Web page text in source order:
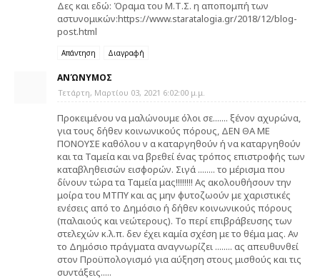
Δες και εδώ: Όραμα του Μ.Τ.Σ. η αποπομπή των
αστυνομικών:https://www.staratalogia.gr/2018/12/blog-
post.html
Απάντηση Διαγραφή
ΑΝΏΝΥΜΟΣ
Τετάρτη, Μαρτίου 03, 2021 6:02:00 μ.μ.
Προκειμένου να μαλώνουμε όλοι σε....... ξένον αχυρώνα,
για τους δήθεν κοινωνικούς πόρους, ΔΕΝ ΘΑ ΜΕ
ΠΟΝΟΥΣΕ καθόλου ν α καταργηθούν ή να καταργηθούν
και τα Ταμεία και να βρεθεί ένας τρόπος επιστροφής των
καταβληθεισών εισφορών. Σιγά ........ το μέρισμα που
δίνουν τώρα τα Ταμεία μας!!!!!!!! Ας ακολουθήσουν την
μοίρα του ΜΤΠΥ και ας μην φυτοζωούν με χαριστικές
ενέσεις από το Δημόσιο ή δήθεν κοινωνικούς πόρους
(παλαιούς και νεώτερους). Το περί επιβράβευσης των
στελεχών κ.λ.π. δεν έχει καμία σχέση με το θέμα μας. Αν
το Δημόσιο πράγματα αναγνωρίζει ........ ας απευθυνθεί
στον Προϋπολογισμό για αύξηση στους μισθούς και τις
συντάξεις.....